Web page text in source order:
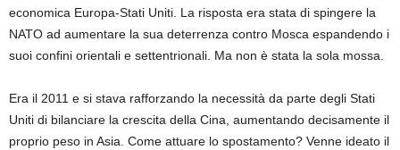
economica Europa-Stati Uniti. La risposta era stata di spingere la
NATO ad aumentare la sua deterrenza contro Mosca espandendo i
suoi confini orientali e settentrionali . Ma non è stata la sola mossa.
Era il 2011 e si stava rafforzando la necessità da parte degli Stati
Uniti di bilanciare la crescita della Cina, aumentando decisamente il
proprio peso in Asia. Come attuare lo spostamento? Venne ideato il